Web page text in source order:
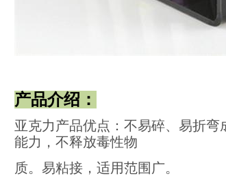
产品介绍：
亚克力产品优点：不易碎、易折
能力，不释放毒性物
质。易粘接，适用范围广。